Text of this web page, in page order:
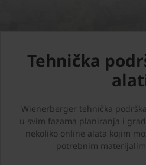
Tehnička
Wienerberger tehnička
u svim fazama planiranja i
nekoliko online alata kojim
potrebnim